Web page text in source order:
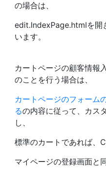
の場合は、
edit.IndexPage.htmlを開
います。
カートページの顧客情報
のことを行う場合は、
カートページのフォーム
るの内容に従って、カス
し、
標準のカートであれば、
マイページの登録画面と